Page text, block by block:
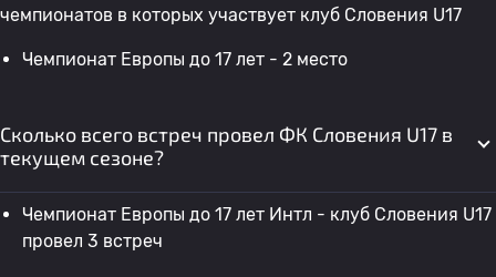
чемпионатов в которых участвует клуб Словения U17
Чемпионат Европы до 17 лет - 2 место
Сколько всего встреч провел ФК Словения U17 в
текущем сезоне?
Чемпионат Европы до 17 лет Интл - клуб Словения U17
провел 3 встреч